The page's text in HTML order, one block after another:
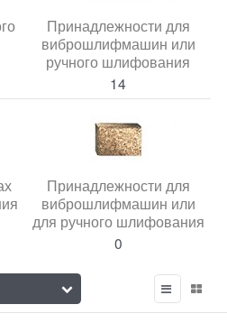
Принадлежности для
виброшлифмашин или
ручного шлифования
14
Принадлежности для
виброшлифмашин или
для ручного шлифования
0